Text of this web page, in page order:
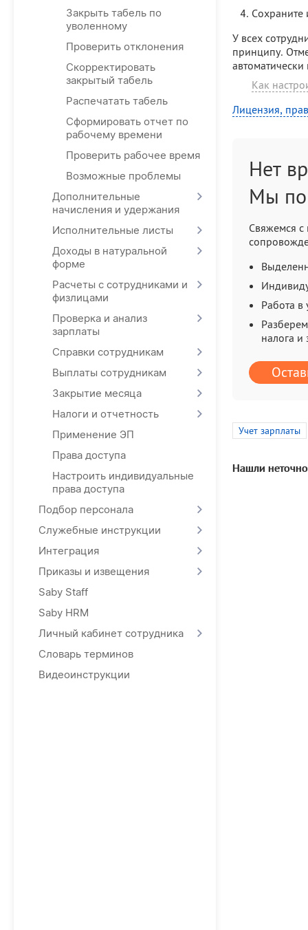
Закрыть табель по
уволенному
Проверить отклонения
Скорректировать
закрытый табель
Распечатать табель
Сформировать отчет по
рабочему времени
Проверить рабочее время
Возможные проблемы
Дополнительные
начисления и удержания
Исполнительные листы
Доходы в натуральной
форме
Расчеты с сотрудниками и
физлицами
Проверка и анализ
зарплаты
Справки сотрудникам
Выплаты сотрудникам
Закрытие месяца
Налоги и отчетность
Применение ЭП
Права доступа
Настроить индивидуальные
права доступа
Подбор персонала
Служебные инструкции
Интеграция
Приказы и извещения
Saby Staff
Saby HRM
Личный кабинет сотрудника
Словарь терминов
Видеоинструкции
У всех
принципу.
автоматически
Как
Лицензия,
Нет
Мы
Свяжемся с
Работа в
налога и
Учет зарплаты
Нашли